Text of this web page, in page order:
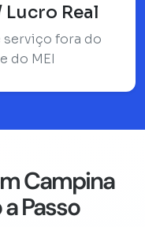
Real
serviço fora do
do MEI
Campina
Passo